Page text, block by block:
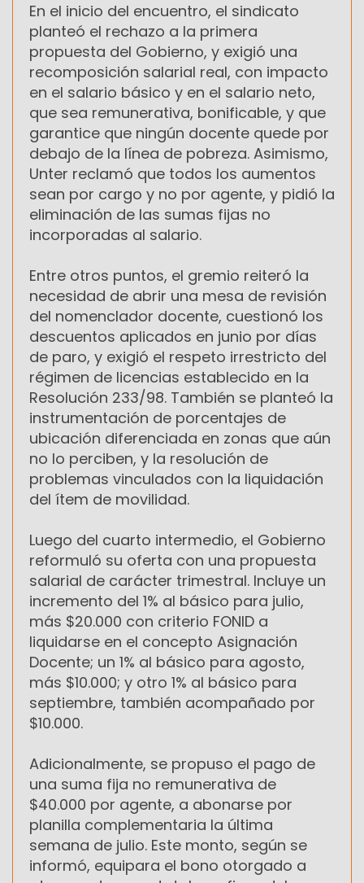
En el inicio del encuentro, el sindicato
planteó el rechazo a la primera
propuesta del Gobierno, y exigió una
recomposición salarial real, con impacto
en el salario básico y en el salario neto,
que sea remunerativa, bonificable, y que
garantice que ningún docente quede por
debajo de la línea de pobreza. Asimismo,
Unter reclamó que todos los aumentos
sean por cargo y no por agente, y pidió la
eliminación de las sumas fijas no
incorporadas al salario.
Entre otros puntos, el gremio reiteró la
necesidad de abrir una mesa de revisión
del nomenclador docente, cuestionó los
descuentos aplicados en junio por días
de paro, y exigió el respeto irrestricto del
régimen de licencias establecido en la
Resolución 233/98. También se planteó la
instrumentación de porcentajes de
ubicación diferenciada en zonas que aún
no lo perciben, y la resolución de
problemas vinculados con la liquidación
del ítem de movilidad.
Luego del cuarto intermedio, el Gobierno
reformuló su oferta con una propuesta
salarial de carácter trimestral. Incluye un
incremento del 1% al básico para julio,
más $20.000 con criterio FONID a
liquidarse en el concepto Asignación
Docente; un 1% al básico para agosto,
más $10.000; y otro 1% al básico para
septiembre, también acompañado por
$10.000.
Adicionalmente, se propuso el pago de
una suma fija no remunerativa de
$40.000 por agente, a abonarse por
planilla complementaria la última
semana de julio. Este monto, según se
informó, equipara el bono otorgado a